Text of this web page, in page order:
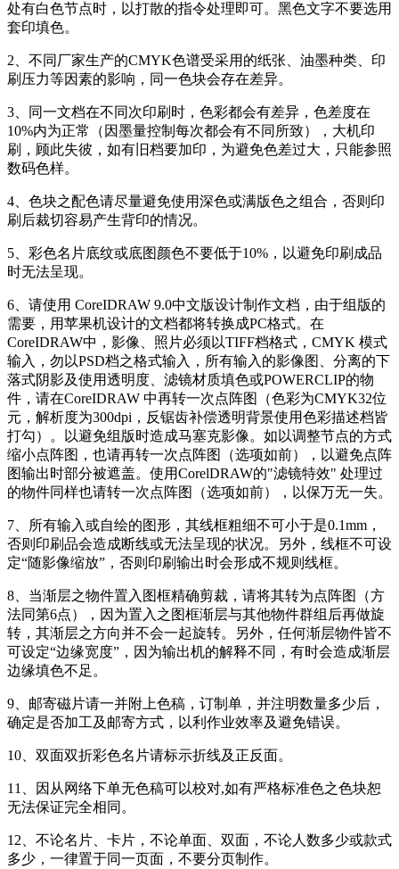
处有白色节点时，以打散的指令处理即可。黑色文字不要选用
套印填色。
2、不同厂家生产的CMYK色谱受采用的纸张、油墨种类、印
刷压力等因素的影响，同一色块会存在差异。
3、同一文档在不同次印刷时，色彩都会有差异，色差度在
10%内为正常（因墨量控制每次都会有不同所致），大机印
刷，顾此失彼，如有旧档要加印，为避免色差过大，只能参照
数码色样。
4、色块之配色请尽量避免使用深色或满版色之组合，否则印
刷后裁切容易产生背印的情况。
5、彩色名片底纹或底图颜色不要低于10%，以避免印刷成品
时无法呈现。
6、请使用 CoreIDRAW 9.0中文版设计制作文档，由于组版的
需要，用苹果机设计的文档都将转换成PC格式。在
CoreIDRAW中，影像、照片必须以TIFF档格式，CMYK 模式
输入，勿以PSD档之格式输入，所有输入的影像图、分离的下
落式阴影及使用透明度、滤镜材质填色或POWERCLIP的物
件，请在CoreIDRAW 中再转一次点阵图（色彩为CMYK32位
元，解析度为300dpi，反锯齿补偿透明背景使用色彩描述档皆
打勾）。以避免组版时造成马塞克影像。如以调整节点的方式
缩小点阵图，也请再转一次点阵图（选项如前），以避免点阵
图输出时部分被遮盖。使用CorelDRAW的"滤镜特效" 处理过
的物件同样也请转一次点阵图（选项如前），以保万无一失。
7、所有输入或自绘的图形，其线框粗细不可小于是0.1mm，
否则印刷品会造成断线或无法呈现的状况。另外，线框不可设
定“随影像缩放”，否则印刷输出时会形成不规则线框。
8、当渐层之物件置入图框精确剪裁，请将其转为点阵图（方
法同第6点），因为置入之图框渐层与其他物件群组后再做旋
转，其渐层之方向并不会一起旋转。另外，任何渐层物件皆不
可设定“边缘宽度”，因为输出机的解释不同，有时会造成渐层
边缘填色不足。
9、邮寄磁片请一并附上色稿，订制单，并注明数量多少后，
确定是否加工及邮寄方式，以利作业效率及避免错误。
10、双面双折彩色名片请标示折线及正反面。
11、因从网络下单无色稿可以校对,如有严格标准色之色块恕
无法保证完全相同。
12、不论名片、卡片，不论单面、双面，不论人数多少或款式
多少，一律置于同一页面，不要分页制作。